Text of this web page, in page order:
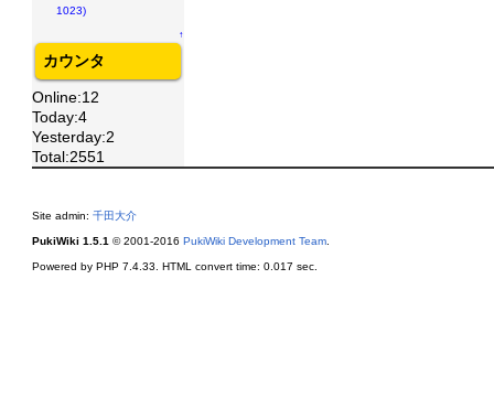
1023)
↑
カウンタ
Online:12
Today:4
Yesterday:2
Total:2551
Site admin: 千田大介
PukiWiki 1.5.1 © 2001-2016 PukiWiki Development Team
Powered by PHP 7.4.33. HTML convert time: 0.017 sec.